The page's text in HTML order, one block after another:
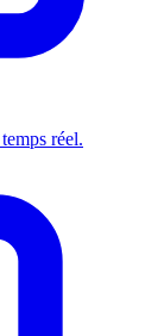
réel.